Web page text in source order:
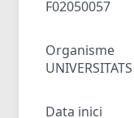
F02050057
Organisme
UNIVERSITATS
Data inici